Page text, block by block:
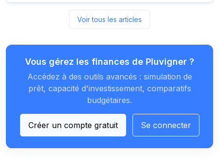
Voir tous les articles
Vous gérez les finances de Pluvigner ?
Accédez à des outils avancés : simulation de
prêt, capacité d'investissement, comparatifs
budgétaires.
Créer un compte gratuit Se connecter